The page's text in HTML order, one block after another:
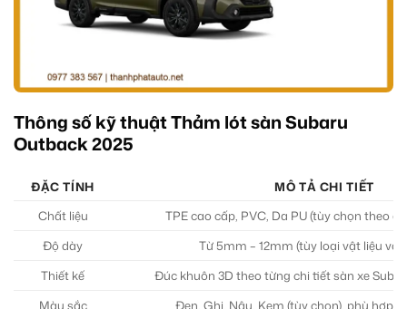
Thông số kỹ thuật Thảm lót sàn Subaru
Outback 2025
ĐẶC TÍNH
MÔ TẢ CHI TIẾT
Chất liệu
TPE cao cấp, PVC, Da PU (tùy chọn theo
Độ dày
Từ 5mm – 12mm (tùy loại vật liệu và
Thiết kế
Đúc khuôn 3D theo từng chi tiết sàn xe
Màu sắc
Đen, Ghi, Nâu, Kem (tùy chọn), phù hợp